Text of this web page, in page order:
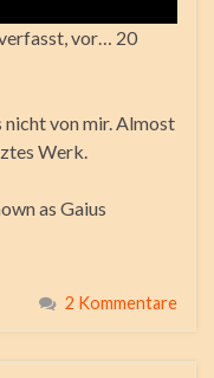
vor… 20
nicht von mir. Almost
Werk.
as Gaius
2 Kommentare